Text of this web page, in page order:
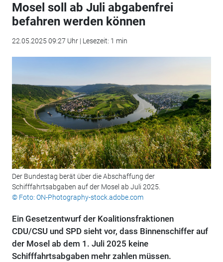
Mosel soll ab Juli abgabenfrei
befahren werden können
22.05.2025 09:27 Uhr | Lesezeit: 1 min
Der Bundestag berät über die Abschaffung der
Schifffahrtsabgaben auf der Mosel ab Juli 2025.
© Foto: ON-Photography-stock.adobe.com
Ein Gesetzentwurf der Koalitionsfraktionen
CDU/CSU und SPD sieht vor, dass Binnenschiffer auf
der Mosel ab dem 1. Juli 2025 keine
Schifffahrtsabgaben mehr zahlen müssen.